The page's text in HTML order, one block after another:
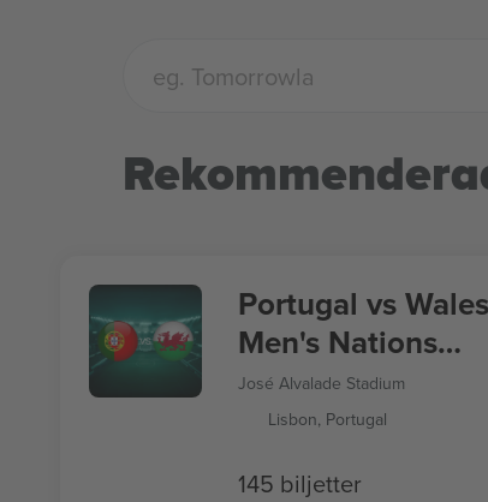
Portugal vs Wales
Men's Nations
League
José Alvalade Stadium
Lisbon, Portugal
145 biljetter